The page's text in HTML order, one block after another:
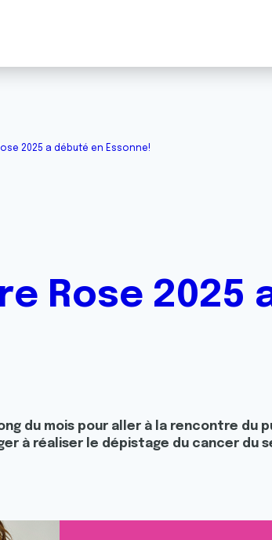
2025 a débuté en Essonne!
Rose 2025
du mois pour aller à la rencontre
à réaliser le dépistage du cancer du